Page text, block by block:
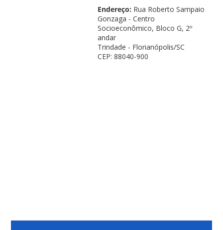
Endereço: Rua Roberto Sampaio
Gonzaga - Centro
Socioeconômico, Bloco G, 2º
andar
Trindade - Florianópolis/SC
CEP: 88040-900